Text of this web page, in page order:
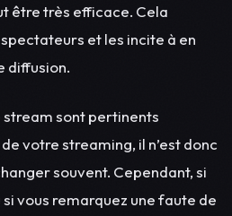
être très efficace. Cela
et les incite à en
diffusion.
sont pertinents
votre streaming, il n’est donc
souvent. Cependant, si
vous remarquez une faute de